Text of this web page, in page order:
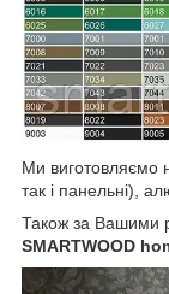
Ми виготовляємо
так і панельні),
Також за Вашими
SMARTWOOD